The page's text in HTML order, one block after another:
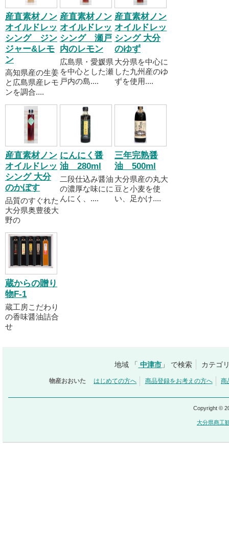
産直素材ノン
オイルドレッ
シング ジン
ジャー&レモ
ン
高知県産の生姜
と広島県産レモ
ンを調合....
産直素材ノン
オイルドレッ
シング 瀬戸
内のレモン
広島県・愛媛県
を中心とした瀬
戸内の島....
産直素材ノン
オイルドレッ
シング 大分
のゆず
大分県を中心に
した九州産のゆ
ずを使用....
産直素材ノン
オイルドレッ
シング 大分
のかぼす
品質のすぐれた
大分県奥豊後大
野の
にんにく醤
油 280ml
二段仕込み醤油
の濃厚な味にに
んにく、....
三年完熟醤
油 500ml
大分県産の丸大
豆と小麦を使
い、足かけ....
蔵からの贈り
物F-1
蔵工房こだわり
の香味醤油詰合
せ
地域 「 中津市 」 で検索 カテゴ
物産おおいた はじめての方へ 商品登録をお考えの方へ 商
Copyright ©
大分県商工